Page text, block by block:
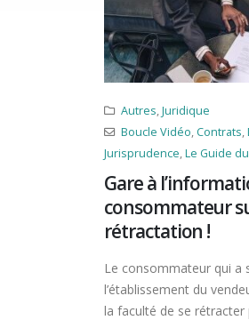
Autres,Juridique
Boucle Vidéo,Contrats,
Jurisprudence,Le Guide
Gare à
consommateur
rétractation !
Le consommateur qui a
l’établissement du
la faculté de se